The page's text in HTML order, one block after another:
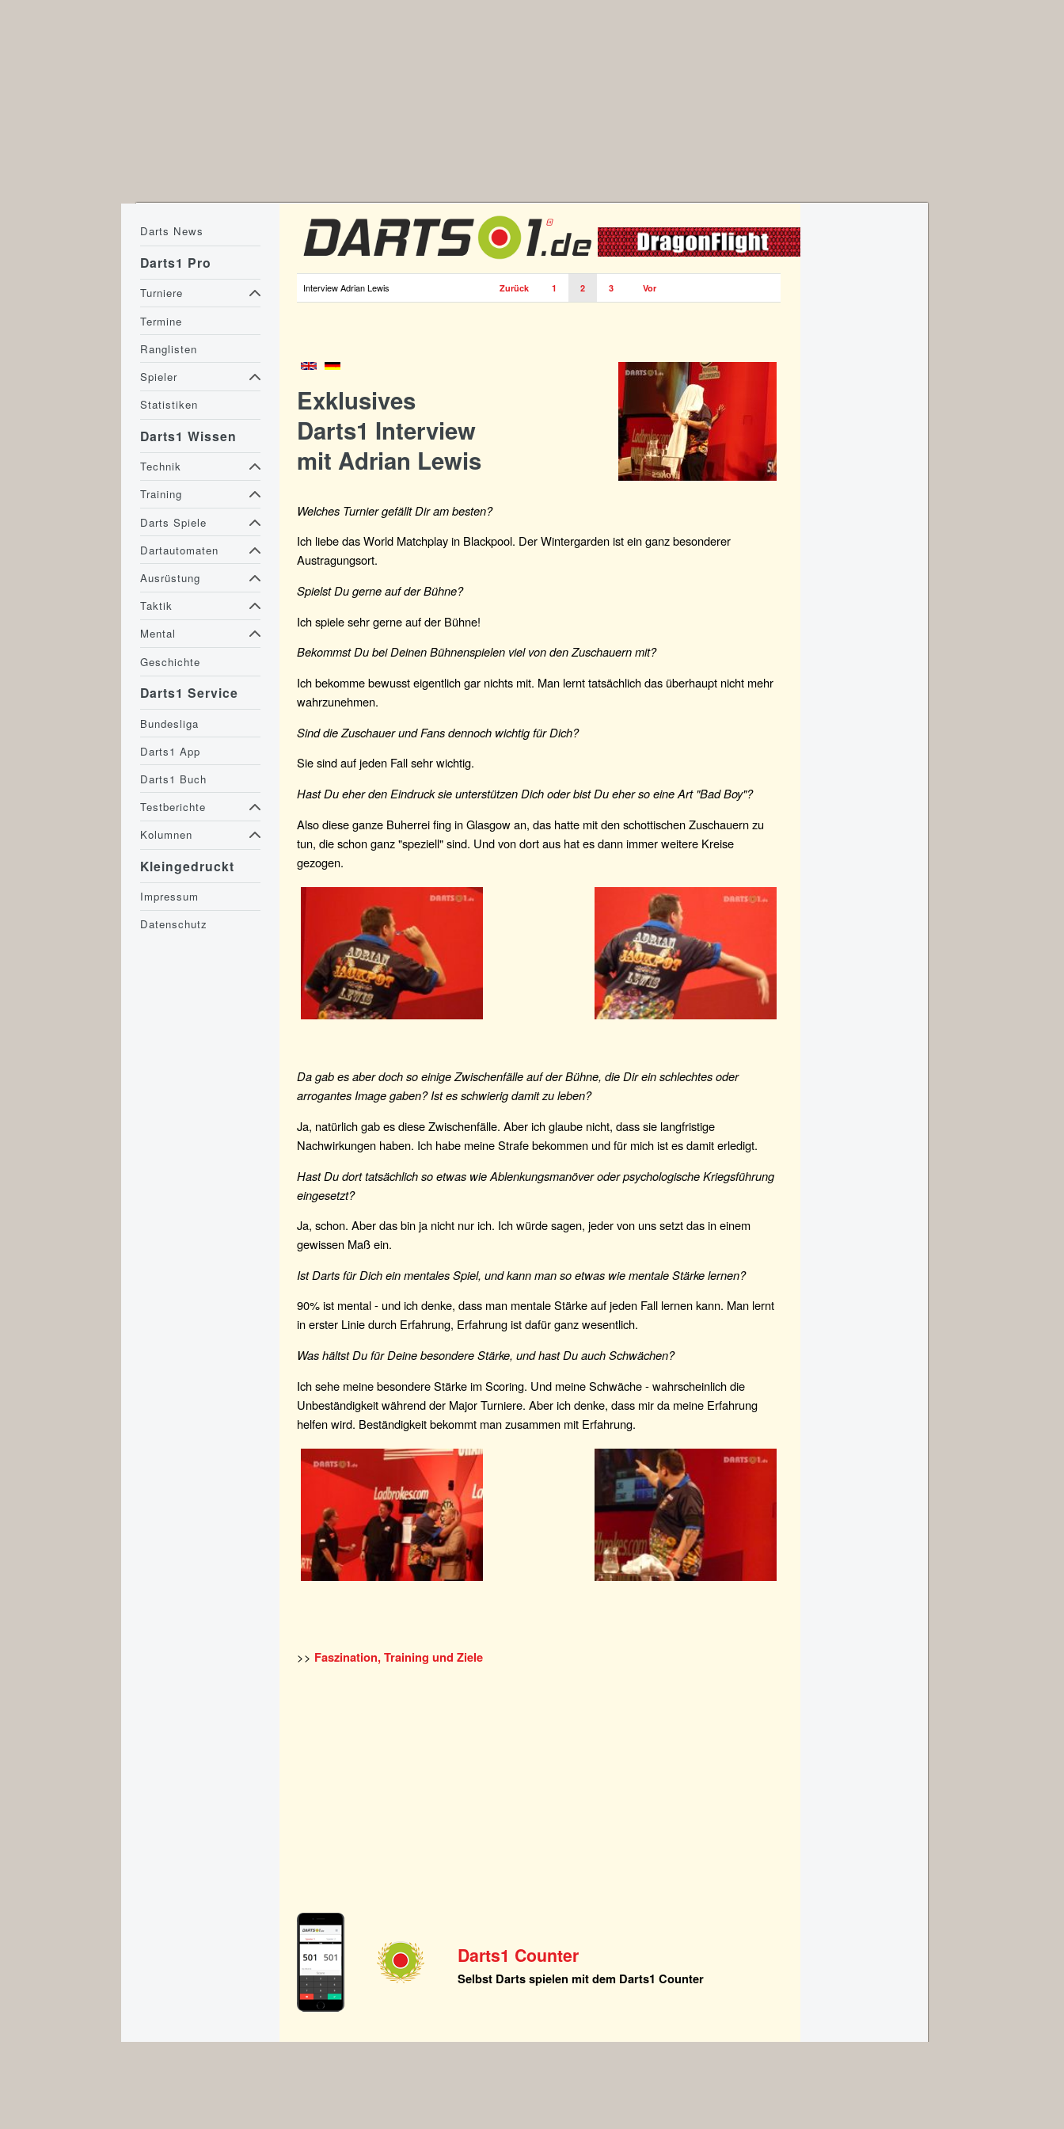
Interview Adrian Lewis Zurück 1 2 3 Vor
Exklusives
Darts1 Interview
mit Adrian Lewis
Welches Turnier gefällt Dir am besten?
Ich liebe das World Matchplay in Blackpool. Der Wintergarden ist ein ganz besonderer
Austragungsort.
Spielst Du gerne auf der Bühne?
Ich spiele sehr gerne auf der Bühne!
Bekommst Du bei Deinen Bühnenspielen viel von den Zuschauern mit?
Ich bekomme bewusst eigentlich gar nichts mit. Man lernt tatsächlich das überhaupt nicht mehr
wahrzunehmen.
Sind die Zuschauer und Fans dennoch wichtig für Dich?
Sie sind auf jeden Fall sehr wichtig.
Hast Du eher den Eindruck sie unterstützen Dich oder bist Du eher so eine Art "Bad Boy"?
Also diese ganze Buherrei fing in Glasgow an, das hatte mit den schottischen Zuschauern zu
tun, die schon ganz "speziell" sind. Und von dort aus hat es dann immer weitere Kreise
gezogen.
Da gab es aber doch so einige Zwischenfälle auf der Bühne, die Dir ein schlechtes oder
arrogantes Image gaben? Ist es schwierig damit zu leben?
Ja, natürlich gab es diese Zwischenfälle. Aber ich glaube nicht, dass sie langfristige
Nachwirkungen haben. Ich habe meine Strafe bekommen und für mich ist es damit erledigt.
Hast Du dort tatsächlich so etwas wie Ablenkungsmanöver oder psychologische Kriegsführung
eingesetzt?
Ja, schon. Aber das bin ja nicht nur ich. Ich würde sagen, jeder von uns setzt das in einem
gewissen Maß ein.
Ist Darts für Dich ein mentales Spiel, und kann man so etwas wie mentale Stärke lernen?
90% ist mental - und ich denke, dass man mentale Stärke auf jeden Fall lernen kann. Man lernt
in erster Linie durch Erfahrung, Erfahrung ist dafür ganz wesentlich.
Was hältst Du für Deine besondere Stärke, und hast Du auch Schwächen?
Ich sehe meine besondere Stärke im Scoring. Und meine Schwäche - wahrscheinlich die
Unbeständigkeit während der Major Turniere. Aber ich denke, dass mir da meine Erfahrung
helfen wird. Beständigkeit bekommt man zusammen mit Erfahrung.
>> Faszination, Training und Ziele
Darts1 Counter
Selbst Darts spielen mit dem Darts1 Counter
Darts News
Darts1 Pro
Turniere
Termine
Ranglisten
Spieler
Statistiken
Darts1 Wissen
Technik
Training
Darts Spiele
Dartautomaten
Ausrüstung
Taktik
Mental
Geschichte
Darts1 Service
Bundesliga
Darts1 App
Darts1 Buch
Testberichte
Kolumnen
Kleingedruckt
Impressum
Datenschutz